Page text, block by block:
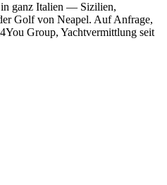
ganz Italien — Sizilien,
Golf von Neapel. Auf Anfrage,
Group, Yachtvermittlung seit